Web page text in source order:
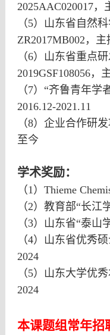
2025AAC020017，
（5）山东省自然科
ZR2017MB002 ，主
（6）山东省重点研
2019GSF108056，
（7） “齐鲁青年学
2016.12-2021.11
（8）企业合作研发
至今
学术奖励：
（1） Thieme
（2）教育部“长江
（3）山东省“泰山
（4）山东省优秀硕
2024
（5）山东大学优秀
2024
本课题组常年招